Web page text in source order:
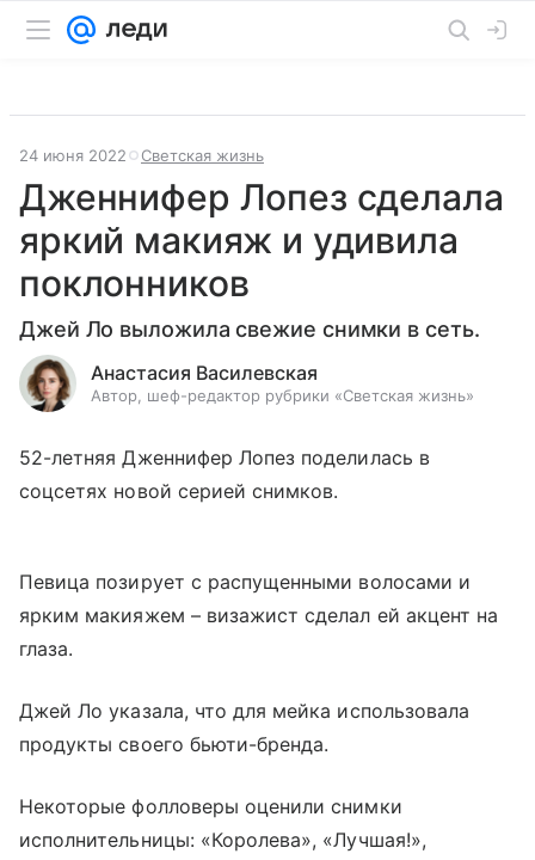
24 июня 2022 Светская жизнь
Дженнифер Лопез сделала
яркий макияж и удивила
поклонников
Джей Ло выложила свежие снимки в сеть.
Анастасия Василевская
Автор, шеф-редактор рубрики «Светская жизнь»
52-летняя Дженнифер Лопез поделилась в
соцсетях новой серией снимков.
Певица позирует с распущенными волосами и
ярким макияжем – визажист сделал ей акцент на
глаза.
Джей Ло указала, что для мейка использовала
продукты своего бьюти-бренда.
Некоторые фолловеры оценили снимки
исполнительницы: «Королева», «Лучшая!»,